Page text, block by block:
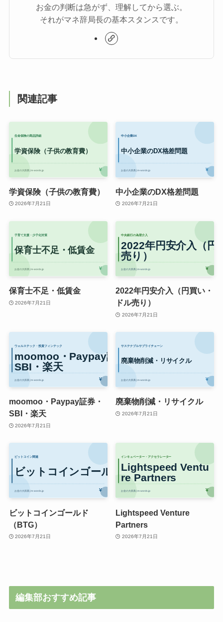
お金の判断は急がず、理解してから選ぶ。
それがマネ辞局長の基本スタンスです。
関連記事
学資保険（子供の教育費）
2026年7月21日
中小企業のDX格差問題
2026年7月21日
保育士不足・低賃金
2026年7月21日
2022年円安介入（円買い・
ドル売り）
2026年7月21日
moomoo・Paypay証券・
SBI・楽天
2026年7月21日
廃棄物削減・リサイクル
2026年7月21日
ビットコインゴールド
（BTG）
2026年7月21日
Lightspeed Venture
Partners
2026年7月21日
編集部おすすめ記事